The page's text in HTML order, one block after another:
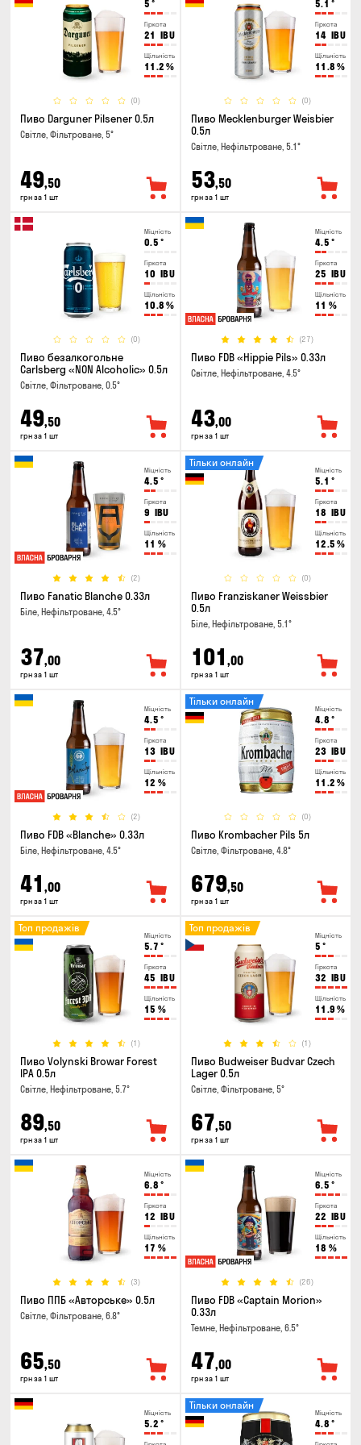
5 °
Гіркота
21 IBU
Щільність
11.2 %
(0)
Пиво Darguner Pilsener 0.5л
Світле, Фільтроване, 5°
49,50
грн за 1 шт
5.1 °
Гіркота
14 IBU
Щільність
11.8 %
(0)
Пиво Mecklenburger Weisbier
0.5л
Світле, Нефільтроване, 5.1°
53,50
грн за 1 шт
Міцність
0.5 °
Гіркота
10 IBU
Щільність
10.8 %
(0)
Пиво безалкогольне
Carlsberg «NON Alcoholic» 0.5л
Світле, Фільтроване, 0.5°
49,50
грн за 1 шт
Міцність
4.5 °
Гіркота
25 IBU
Щільність
11 %
(27)
Пиво FDB «Hippie Pils» 0.33л
Світле, Нефільтроване, 4.5°
43,00
грн за 1 шт
Міцність
4.5 °
Гіркота
9 IBU
Щільність
11 %
(2)
Пиво Fanatic Blanche 0.33л
Біле, Нефільтроване, 4.5°
37,00
грн за 1 шт
Міцність
5.1 °
Гіркота
18 IBU
Щільність
12.5 %
(0)
Тільки онлайн
Пиво Franziskaner Weissbier
0.5л
Біле, Нефільтроване, 5.1°
101 ,00
грн за 1 шт
Міцність
4.5 °
Гіркота
13 IBU
Щільність
12 %
(2)
Пиво FDB «Blanche» 0.33л
Біле, Нефільтроване, 4.5°
41 ,00
грн за 1 шт
Міцність
4.8 °
Гіркота
23 IBU
Щільність
11.2 %
(0)
Тільки онлайн
Пиво Krombacher Pils 5л
Світле, Фільтроване, 4.8°
679,50
грн за 1 шт
Міцність
5.7 °
Гіркота
45 IBU
Щільність
15 %
(1)
Топ продажів
Пиво Volynski Browar Forest
IPA 0.5л
Світле, Нефільтроване, 5.7°
89,50
грн за 1 шт
Міцність
5 °
Гіркота
32 IBU
Щільність
11.9 %
(1)
Топ продажів
Пиво Budweiser Budvar Czech
Lager 0.5л
Світле, Фільтроване, 5°
67,50
грн за 1 шт
Міцність
6.8 °
Гіркота
12 IBU
Щільність
17 %
(3)
Пиво ППБ «Авторське» 0.5л
Світле, Фільтроване, 6.8°
65,50
грн за 1 шт
Міцність
6.5 °
Гіркота
22 IBU
Щільність
18 %
(26)
Пиво FDB «Captain Morion»
0.33л
Темне, Нефільтроване, 6.5°
47,00
грн за 1 шт
Міцність
5.2 °
Міцність
4.8 °
Тільки онлайн